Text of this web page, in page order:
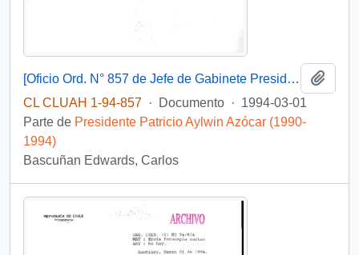
[Oficio Ord. N° 857 de Jefe de Gabinete Presidencial, remite copia de carta que se indica]
CL CLUAH 1-94-857 · Documento · 1994-03-01
Parte de Presidente Patricio Aylwin Azócar (1990-
1994)
Bascuñan Edwards, Carlos